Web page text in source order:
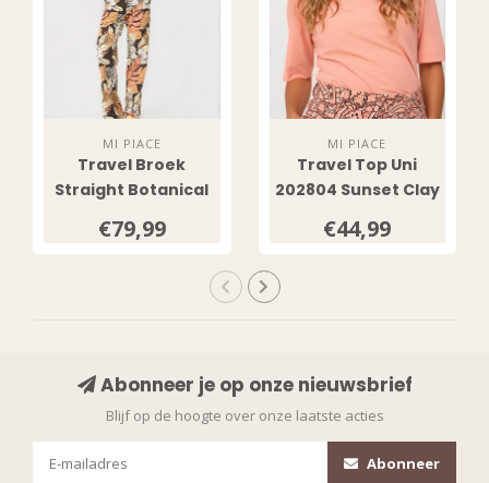
MI PIACE
Travel Broek
Straight Botanical
202089
€79,99
MI PIACE
Travel Top Uni
202804 Sunset Clay
€44,99
Abonneer je op onze nieuwsbrief
Blijf op de hoogte over onze laatste acties
Abonneer